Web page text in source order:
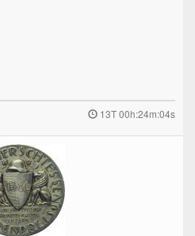
13T 00h:24m:03s